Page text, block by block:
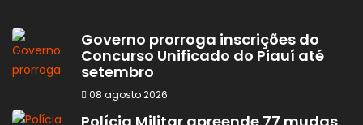
Governo prorroga inscrições do
Concurso Unificado do Piauí até
setembro
08 agosto 2026